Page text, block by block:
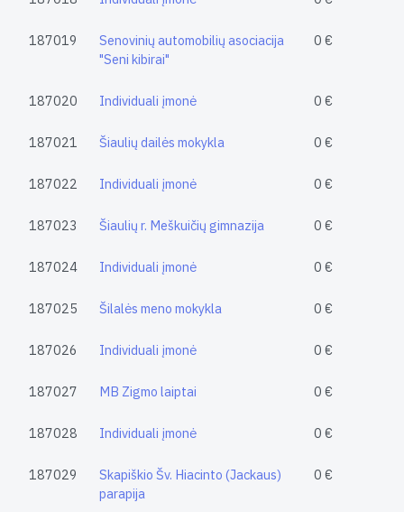
187019
Senovinių automobilių asociacija
"Seni kibirai"
0 €
187020 Individuali įmonė 0 €
187021 Šiaulių dailės mokykla 0 €
187022 Individuali įmonė 0 €
187023 Šiaulių r. Meškuičių gimnazija 0 €
187024 Individuali įmonė 0 €
187025 Šilalės meno mokykla 0 €
187026 Individuali įmonė 0 €
187027 MB Zigmo laiptai 0 €
187028 Individuali įmonė 0 €
187029
Skapiškio Šv. Hiacinto (Jackaus)
parapija
0 €